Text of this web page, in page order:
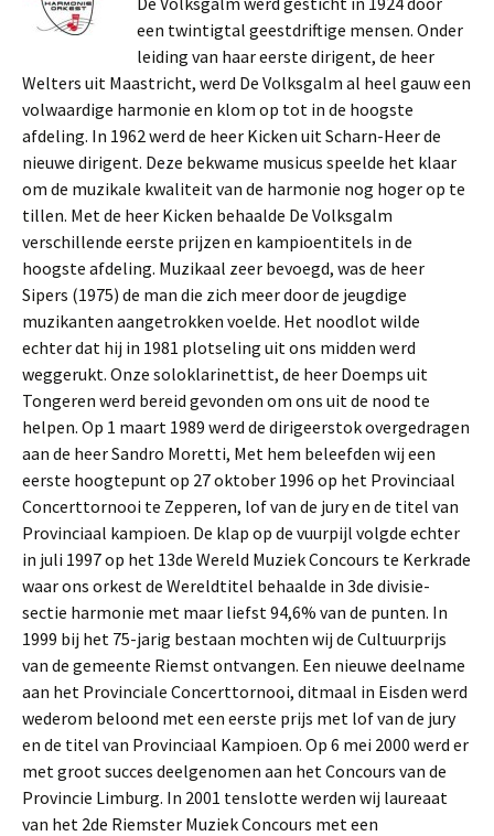
een twintigtal geestdriftige mensen. Onder
leiding van haar eerste dirigent, de heer
Welters uit Maastricht, werd De Volksgalm al heel gauw een
volwaardige harmonie en klom op tot in de hoogste
afdeling. In 1962 werd de heer Kicken uit Scharn-Heer de
nieuwe dirigent. Deze bekwame musicus speelde het klaar
om de muzikale kwaliteit van de harmonie nog hoger op te
tillen. Met de heer Kicken behaalde De Volksgalm
verschillende eerste prijzen en kampioentitels in de
hoogste afdeling. Muzikaal zeer bevoegd, was de heer
Sipers (1975) de man die zich meer door de jeugdige
muzikanten aangetrokken voelde. Het noodlot wilde
echter dat hij in 1981 plotseling uit ons midden werd
weggerukt. Onze soloklarinettist, de heer Doemps uit
Tongeren werd bereid gevonden om ons uit de nood te
helpen. Op 1 maart 1989 werd de dirigeerstok overgedragen
aan de heer Sandro Moretti, Met hem beleefden wij een
eerste hoogtepunt op 27 oktober 1996 op het Provinciaal
Concerttornooi te Zepperen, lof van de jury en de titel van
Provinciaal kampioen. De klap op de vuurpijl volgde echter
in juli 1997 op het 13de Wereld Muziek Concours te Kerkrade
waar ons orkest de Wereldtitel behaalde in 3de divisie-
sectie harmonie met maar liefst 94,6% van de punten. In
1999 bij het 75-jarig bestaan mochten wij de Cultuurprijs
van de gemeente Riemst ontvangen. Een nieuwe deelname
aan het Provinciale Concerttornooi, ditmaal in Eisden werd
wederom beloond met een eerste prijs met lof van de jury
en de titel van Provinciaal Kampioen. Op 6 mei 2000 werd er
met groot succes deelgenomen aan het Concours van de
Provincie Limburg. In 2001 tenslotte werden wij laureaat
van het 2de Riemster Muziek Concours met een